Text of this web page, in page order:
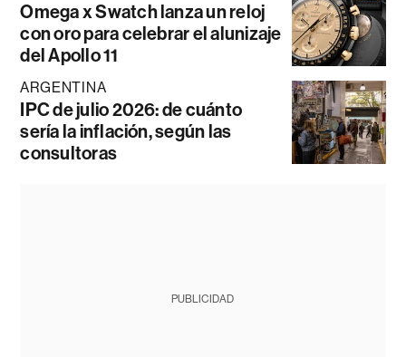
Omega x Swatch lanza un reloj
con oro para celebrar el alunizaje
del Apollo 11
ARGENTINA
IPC de julio 2026: de cuánto
sería la inflación, según las
consultoras
PUBLICIDAD